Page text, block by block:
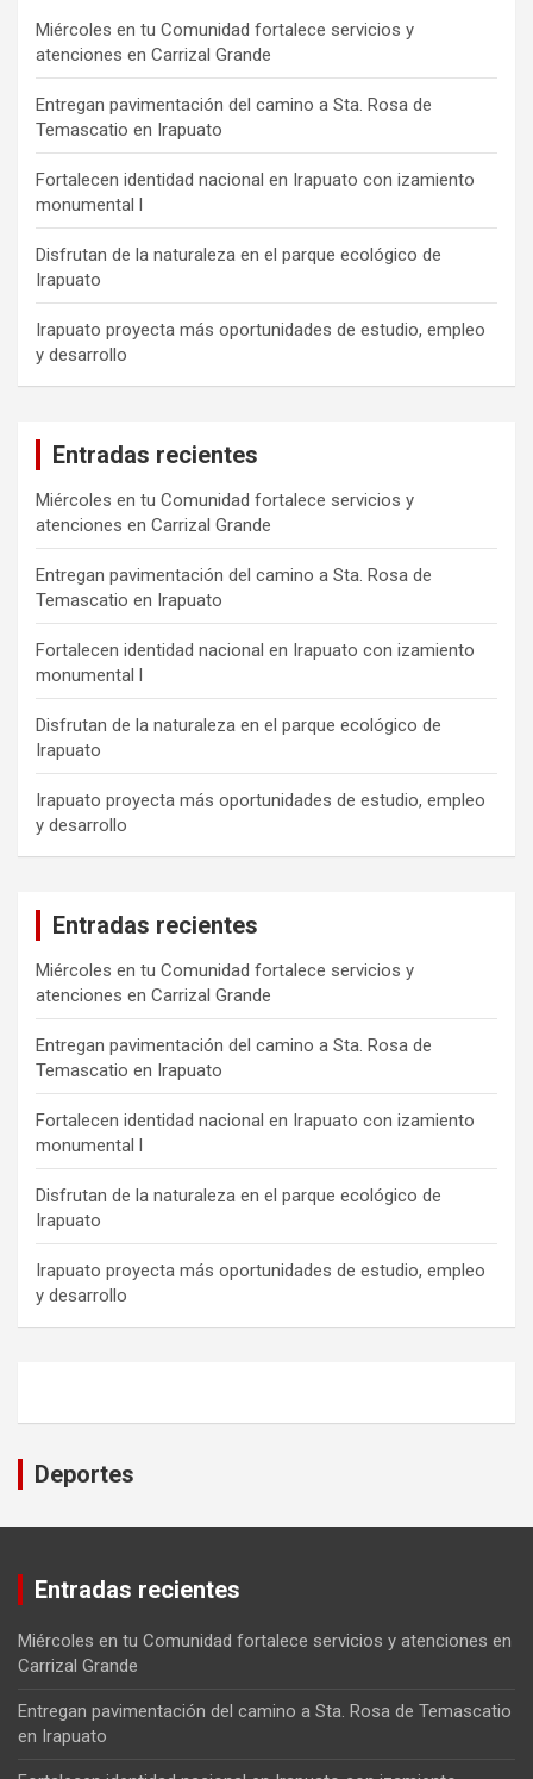
Miércoles en tu Comunidad fortalece servicios y
atenciones en Carrizal Grande
Entregan pavimentación del camino a Sta. Rosa de
Temascatio en Irapuato
Fortalecen identidad nacional en Irapuato con izamiento
monumental l
Disfrutan de la naturaleza en el parque ecológico de
Irapuato
Irapuato proyecta más oportunidades de estudio, empleo
y desarrollo
Entradas recientes
Miércoles en tu Comunidad fortalece servicios y
atenciones en Carrizal Grande
Entregan pavimentación del camino a Sta. Rosa de
Temascatio en Irapuato
Fortalecen identidad nacional en Irapuato con izamiento
monumental l
Disfrutan de la naturaleza en el parque ecológico de
Irapuato
Irapuato proyecta más oportunidades de estudio, empleo
y desarrollo
Entradas recientes
Miércoles en tu Comunidad fortalece servicios y
atenciones en Carrizal Grande
Entregan pavimentación del camino a Sta. Rosa de
Temascatio en Irapuato
Fortalecen identidad nacional en Irapuato con izamiento
monumental l
Disfrutan de la naturaleza en el parque ecológico de
Irapuato
Irapuato proyecta más oportunidades de estudio, empleo
y desarrollo
Deportes
Entradas recientes
Miércoles en tu Comunidad fortalece servicios y atenciones en
Carrizal Grande
Entregan pavimentación del camino a Sta. Rosa de Temascatio
en Irapuato